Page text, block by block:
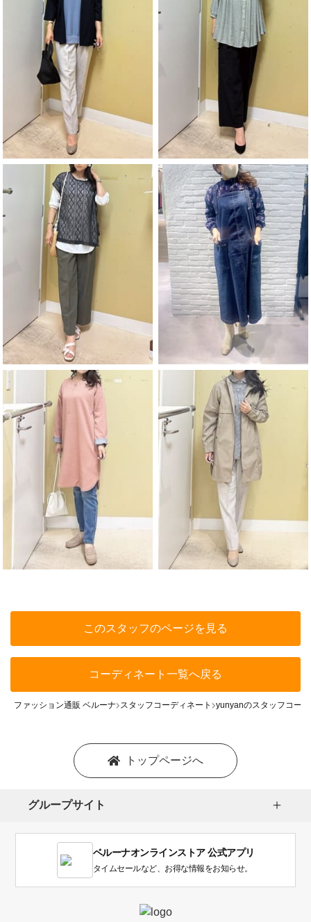
このスタッフのページを見る
コーディネート一覧へ戻る
ファッション通販 ベルーナ スタッフコーディネート yunyanのスタッフコー
トップページへ
グループサイト
ベルーナオンラインストア 公式アプリ
タイムセールなど、お得な情報をお知らせ。